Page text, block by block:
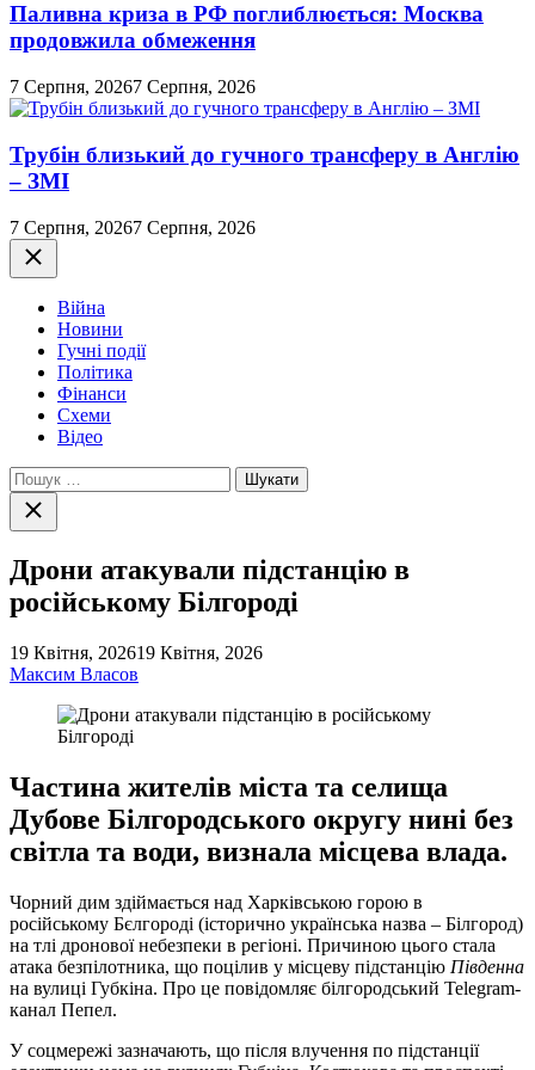
Паливна криза в РФ поглиблюється: Москва
продовжила обмеження
7 Серпня, 20267 Серпня, 2026
Трубін близький до гучного трансферу в Англію
– ЗМІ
7 Серпня, 20267 Серпня, 2026
Закрити
Війна
Новини
Гучні події
Політика
Фінанси
Схеми
Відео
Пошук:
Закрити
пошук
Дрони атакували підстанцію в
російському Білгороді
19 Квітня, 202619 Квітня, 2026
Максим Власов
Частина жителів міста та селища
Дубове Білгородського округу нині без
світла та води, визнала місцева влада.
Чорний дим здіймається над Харківською горою в
російському Бєлгороді (історично українська назва – Білгород)
на тлі дронової небезпеки в регіоні. Причиною цього стала
атака безпілотника, що поцілив у місцеву підстанцію Південна
на вулиці Губкіна. Про це повідомляє білгородський Telegram-
канал Пепел.
У соцмережі зазначають, що після влучення по підстанції